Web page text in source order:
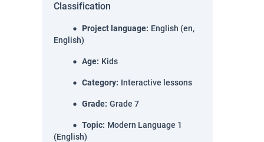
Classification
Project language: English (en,
English)
Age: Kids
Category: Interactive lessons
Grade: Grade 7
Topic: Modern Language 1
(English)